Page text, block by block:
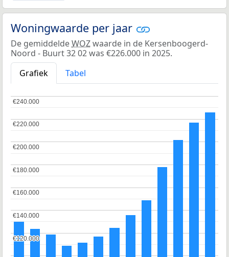
Woningwaarde per jaar
De gemiddeldeWOZwaarde in de Kersenboogerd-
Noord - Buurt 32 02 was €226.000 in 2025.
Grafiek
Tabel
€120.000
€120.000
€140.000
€140.000
€160.000
€160.000
€180.000
€180.000
€200.000
€200.000
€220.000
€220.000
€240.000
€240.000